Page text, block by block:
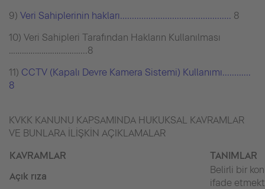
9) Veri Sahiplerinin hakları............................................... 8
10) Veri Sahipleri Tarafından Hakların Kullanılması
……………………………...8
11) CCTV (Kapalı Devre Kamera Sistemi) Kullanımı............
8
KVKK KANUNU KAPSAMINDA HUKUKSAL KAVRAMLAR
VE BUNLARA İLİŞKİN AÇIKLAMALAR
KAVRAMLAR
TANIMLAR
Açık rıza
Belirli bir
ifade